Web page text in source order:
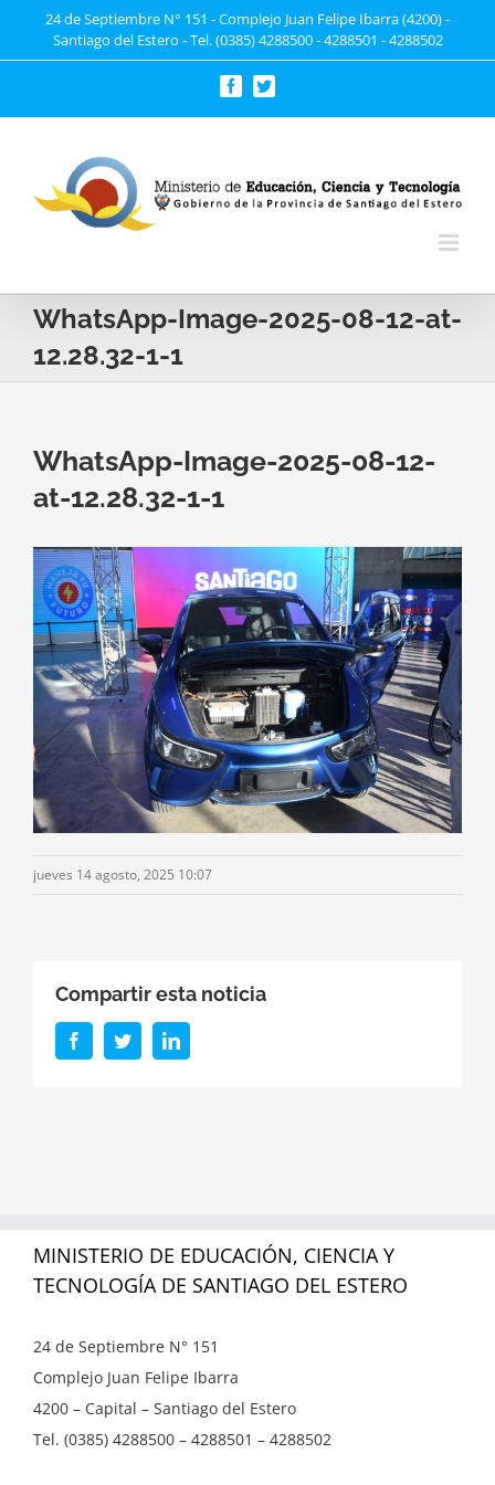
24 de Septiembre N° 151 - Complejo Juan Felipe Ibarra (4200) -
Santiago del Estero - Tel. (0385) 4288500 - 4288501 - 4288502
FacebookTwitter
WhatsApp-Image-2025-08-12-at-
12.28.32-1-1
WhatsApp-Image-2025-08-12-
at-12.28.32-1-1
jueves 14 agosto, 2025 10:07
Compartir esta noticia
FacebookTwitterLinkedIn
MINISTERIO DE EDUCACIÓN, CIENCIA Y
TECNOLOGÍA DE SANTIAGO DEL ESTERO
24 de Septiembre N° 151
Complejo Juan Felipe Ibarra
4200 – Capital – Santiago del Estero
Tel. (0385) 4288500 – 4288501 – 4288502